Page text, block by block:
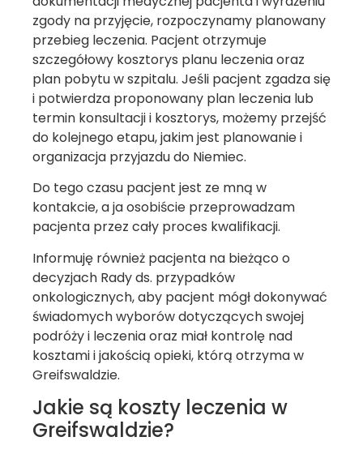
zgody na przyjęcie, rozpoczynamy planowany
przebieg leczenia. Pacjent otrzymuje
szczegółowy kosztorys planu leczenia oraz
plan pobytu w szpitalu. Jeśli pacjent zgadza się
i potwierdza proponowany plan leczenia lub
termin konsultacji i kosztorys, możemy przejść
do kolejnego etapu, jakim jest planowanie i
organizacja przyjazdu do Niemiec.
Do tego czasu pacjent jest ze mną w
kontakcie, a ja osobiście przeprowadzam
pacjenta przez cały proces kwalifikacji.
Informuję również pacjenta na bieżąco o
decyzjach Rady ds. przypadków
onkologicznych, aby pacjent mógł dokonywać
świadomych wyborów dotyczących swojej
podróży i leczenia oraz miał kontrolę nad
kosztami i jakością opieki, którą otrzyma w
Greifswaldzie.
Jakie są koszty leczenia w
Greifswaldzie?